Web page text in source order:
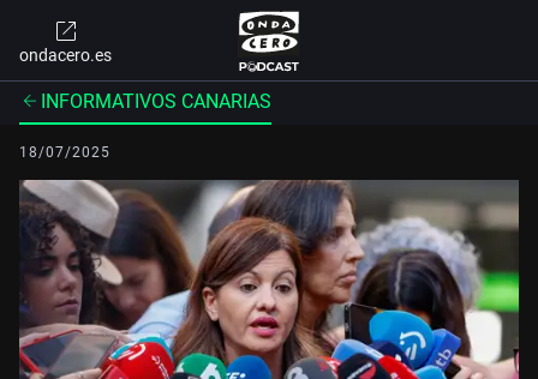
ondacero.es
INFORMATIVOS CANARIAS
18/07/2025